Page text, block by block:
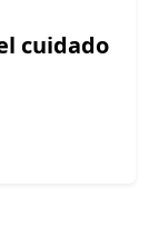
cuidado